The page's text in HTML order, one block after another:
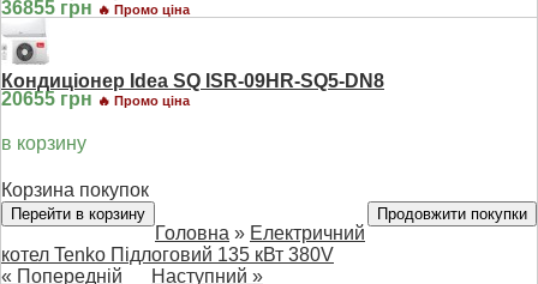
36855 грн 🔥 Промо ціна
Кондиціонер Idea SQ ISR-09HR-SQ5-DN8
20655 грн 🔥 Промо ціна
в корзину
Корзина покупок
Перейти в корзину Продовжити покупки
Головна » Електричний
котел Tenko Підлоговий 135 кВт 380V
« Попередній
Наступний »